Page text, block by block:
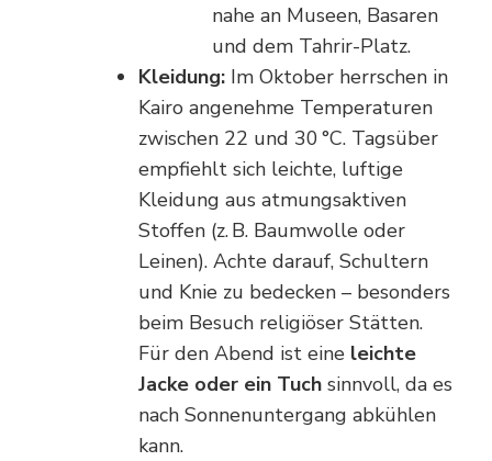
nahe an Museen, Basaren
und dem Tahrir-Platz.
Kleidung: Im Oktober herrschen in
Kairo angenehme Temperaturen
zwischen 22 und 30 °C. Tagsüber
empfiehlt sich leichte, luftige
Kleidung aus atmungsaktiven
Stoffen (z. B. Baumwolle oder
Leinen). Achte darauf, Schultern
und Knie zu bedecken – besonders
beim Besuch religiöser Stätten.
Für den Abend ist eine leichte
Jacke oder ein Tuch sinnvoll, da es
nach Sonnenuntergang abkühlen
kann.